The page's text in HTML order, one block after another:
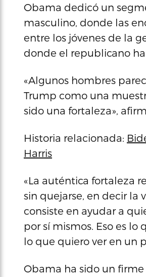
Obama dedicó un
masculino, donde las
entre los jóvenes de la
donde el republicano
«Algunos hombres
Trump como una
sido una fortaleza»,
Historia relacionada:
Harris
«La auténtica fortaleza
sin quejarse, en decir la
consiste en ayudar a
por sí mismos. Eso es lo
lo que quiero ver en un
Obama ha sido un firme